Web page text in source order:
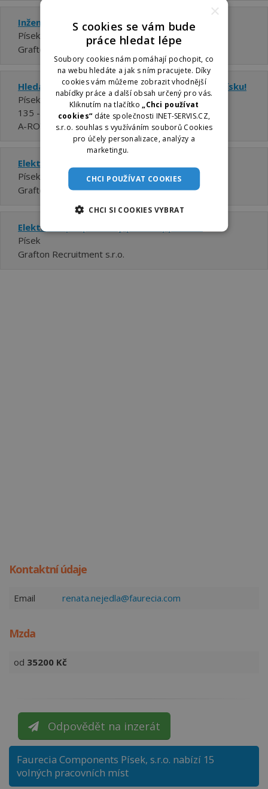
Inženýr kvality | automotive
Písek
Grafton Recruitment s.r.o.
Hledáme posilu ostrahy pro výrobní závod v Písku!
Písek
135 - 147 Kč za hodinu
A-ROYAL Service s.r.o.
Elektrikář | 3 směny
Písek
Grafton Recruitment s.r.o.
Elektrikář | nepřetržitý provoz | písecko
Písek
Grafton Recruitment s.r.o.
Kontaktní údaje
Email renata.nejedla@faurecia.com
Mzda
od 35200 Kč
Odpovědět na inzerát
Faurecia Components Písek, s.r.o. nabízí 15
volných pracovních míst
×
S cookies se vám bude
práce hledat lépe
Soubory cookies nám pomáhají pochopit, co
na webu hledáte a jak s ním pracujete. Díky
cookies vám můžeme zobrazit vhodnější
nabídky práce a další obsah určený pro vás.
Kliknutím na tlačítko
„Chci používat
cookies“ dáte společnosti INET-SERVIS.CZ,
s.r.o. souhlas s využíváním souborů Cookies
pro účely personalizace, analýzy a
marketingu.
CHCI POUŽÍVAT COOKIES
CHCI SI COOKIES VYBRAT